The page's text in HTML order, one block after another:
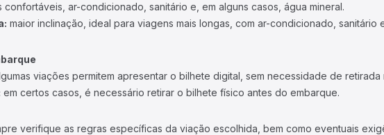
confortáveis, ar-condicionado, sanitário e, em alguns casos, água mineral.
maior inclinação, ideal para viagens mais longas, com ar-condicionado, sanitário
viações permitem apresentar o bilhete digital, sem necessidade de retirada
em certos casos, é necessário retirar o bilhete físico antes do embarque.
verifique as regras específicas da viação escolhida, bem como eventuais